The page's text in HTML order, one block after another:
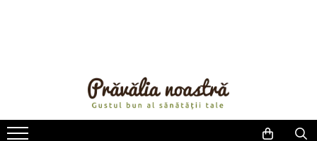
ULEIURI ȘI UNTURI
MĂSLINE